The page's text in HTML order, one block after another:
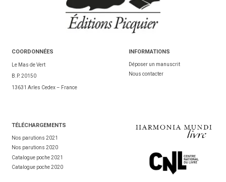
COORDONNÉES
Le Mas de Vert
B.P. 20150
13631 Arles Cedex – France
INFORMATIONS
Déposer un manuscrit
Nous contacter
TÉLÉCHARGEMENTS
Nos parutions 2021
Nos parutions 2020
Catalogue poche 2021
Catalogue poche 2020